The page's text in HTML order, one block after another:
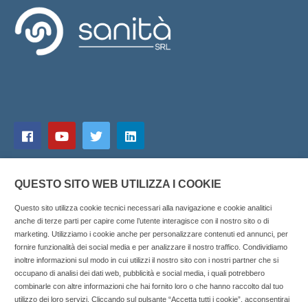
Copyright © 2025 SOCIALFARMA - La piattaforma web per i
professionisti della farmacia. Tutti i diritti riservati.
QUESTO SITO WEB UTILIZZA I COOKIE
Questo sito utilizza cookie tecnici necessari alla navigazione e cookie analitici
anche di terze parti per capire come l’utente interagisce con il nostro sito o di
marketing. Utilizziamo i cookie anche per personalizzare contenuti ed annunci, per
fornire funzionalità dei social media e per analizzare il nostro traffico. Condividiamo
inoltre informazioni sul modo in cui utilizzi il nostro sito con i nostri partner che si
occupano di analisi dei dati web, pubblicità e social media, i quali potrebbero
combinarle con altre informazioni che hai fornito loro o che hanno raccolto dal tuo
utilizzo dei loro servizi. Cliccando sul pulsante “Accetta tutti i cookie”, acconsentirai